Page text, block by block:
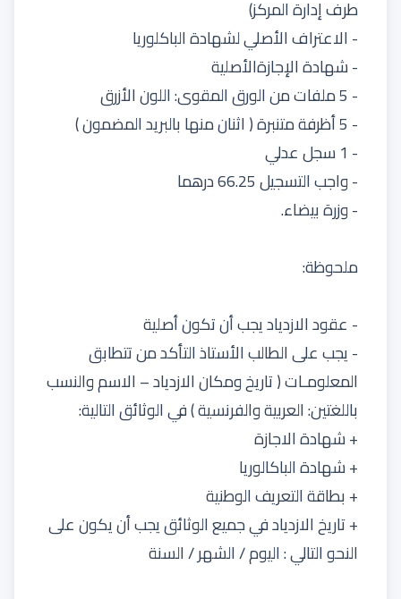
طرف إدارة المركز)
- الاعتراف الأصلي لشهادة الباكلوريا
- شهادة الإجازةالأصلية
- 5 ملفات من الورق المقوى: اللون الأزرق
- 5 أظرفة متنبرة ( اثنان منها بالبريد المضمون )
- 1 سجل عدلي
- واجب التسجيل 66.25 درهما
- وزرة بيضاء.
ملحوظة:
- عقود الازدياد يجب أن تكون أصلية
- يجب على الطالب الأستاذ التأكد من تتطابق
المعلومـات ( تاريخ ومكان الازدياد – الاسم والنسب
باللغتين: العربية والفرنسية ) في الوثائق التالية:
+ شهادة الاجازة
+ شهادة الباكالوريا
+ بطاقة التعريف الوطنية
+ تاريخ الازدياد في جميع الوثائق يجب أن يكون على
النحو التالي : اليوم / الشهر / السنة